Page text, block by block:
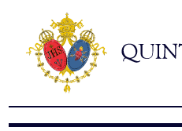
Hermandad
Titulares
Historia y patrimonio
Noticias